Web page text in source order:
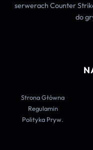
serwerach Counter
do
Strona Główna
Regulamin
Polityka Pryw.